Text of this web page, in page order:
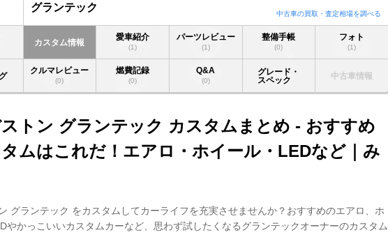
グランテック
中古車の買取・査定相場を調べる
カスタム情報
愛車紹介
(1)
パーツレビュー
(1)
整備手帳
(0)
フォト
(1)
クルマレビュー
(0)
燃費記録
(0)
Q&A
(0)
グレード・
スペック
中古車情報
トン グランテック カスタムまとめ - おすすめ
ムはこれだ！エアロ・ホイール・LEDなど｜み
グランテック をカスタムしてカーライフを充実させませんか？おすすめのエアロ、ホ
やかっこいいカスタムカーなど、思わず試したくなるグランテックオーナーのカスタム